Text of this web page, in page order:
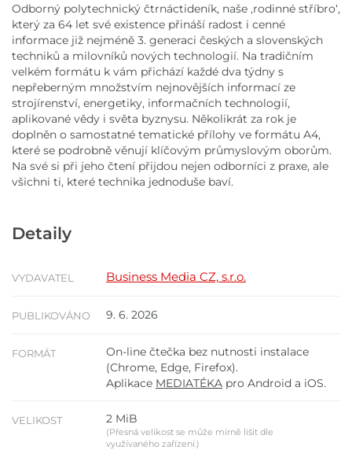
Odborný polytechnický čtrnáctideník, naše ,rodinné stříbro‘,
který za 64 let své existence přináší radost i cenné
informace již nejméně 3. generaci českých a slovenských
techniků a milovníků nových technologií. Na tradičním
velkém formátu k vám přichází každé dva týdny s
nepřeberným množstvím nejnovějších informací ze
strojírenství, energetiky, informačních technologií,
aplikované vědy i světa byznysu. Několikrát za rok je
doplněn o samostatné tematické přílohy ve formátu A4,
které se podrobně věnují klíčovým průmyslovým oborům.
Na své si při jeho čtení přijdou nejen odborníci z praxe, ale
všichni ti, které technika jednoduše baví.
Detaily
VYDAVATEL Business Media CZ, s.r.o.
PUBLIKOVÁNO 9. 6. 2026
FORMÁT
On-line čtečka bez nutnosti instalace
(Chrome, Edge, Firefox).
Aplikace MEDIATÉKA pro Android a iOS.
VELIKOST 2 MiB
(Přesná velikost se může mírně lišit dle
využívaného zařízení.)